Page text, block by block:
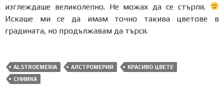
изглеждаше великолепно. Не можах да се стърпя.
Искаше ми се да имам точно такива цветове в
градината, но продължавам да търся.
ALSTROEMERIA АЛСТРОМЕРИЯ
КРАСИВО ЦВЕТЕ
СНИМКА